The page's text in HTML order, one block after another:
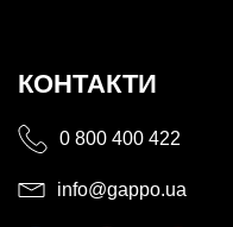
КОНТАКТИ
0 800 400 422
info@gappo.ua